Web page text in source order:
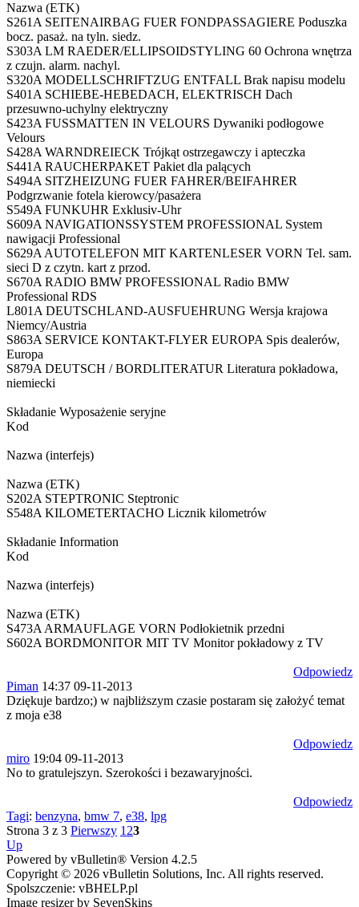
Nazwa (ETK)
S261A SEITENAIRBAG FUER FONDPASSAGIERE Poduszka
bocz. pasaż. na tyln. siedz.
S303A LM RAEDER/ELLIPSOIDSTYLING 60 Ochrona wnętrza
z czujn. alarm. nachyl.
S320A MODELLSCHRIFTZUG ENTFALL Brak napisu modelu
S401A SCHIEBE-HEBEDACH, ELEKTRISCH Dach
przesuwno-uchylny elektryczny
S423A FUSSMATTEN IN VELOURS Dywaniki podłogowe
Velours
S428A WARNDREIECK Trójkąt ostrzegawczy i apteczka
S441A RAUCHERPAKET Pakiet dla palących
S494A SITZHEIZUNG FUER FAHRER/BEIFAHRER
Podgrzwanie fotela kierowcy/pasażera
S549A FUNKUHR Exklusiv-Uhr
S609A NAVIGATIONSSYSTEM PROFESSIONAL System
nawigacji Professional
S629A AUTOTELEFON MIT KARTENLESER VORN Tel. sam.
sieci D z czytn. kart z przod.
S670A RADIO BMW PROFESSIONAL Radio BMW
Professional RDS
L801A DEUTSCHLAND-AUSFUEHRUNG Wersja krajowa
Niemcy/Austria
S863A SERVICE KONTAKT-FLYER EUROPA Spis dealerów,
Europa
S879A DEUTSCH / BORDLITERATUR Literatura pokładowa,
niemiecki
Składanie Wyposażenie seryjne
Kod
Nazwa (interfejs)
Nazwa (ETK)
S202A STEPTRONIC Steptronic
S548A KILOMETERTACHO Licznik kilometrów
Składanie Information
Kod
Nazwa (interfejs)
Nazwa (ETK)
S473A ARMAUFLAGE VORN Podłokietnik przedni
S602A BORDMONITOR MIT TV Monitor pokładowy z TV
Odpowiedz
Piman 14:37 09-11-2013
Dziękuje bardzo;) w najbliższym czasie postaram się założyć temat
z moja e38
Odpowiedz
miro 19:04 09-11-2013
No to gratulejszyn. Szerokości i bezawaryjności.
Odpowiedz
Tagi: benzyna, bmw 7, e38, lpg
Strona 3 z 3 Pierwszy 1 23
Up
Powered by vBulletin® Version 4.2.5
Copyright © 2026 vBulletin Solutions, Inc. All rights reserved.
Spolszczenie: vBHELP.pl
Image resizer by SevenSkins